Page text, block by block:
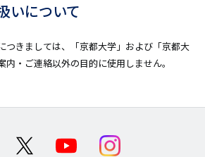
いについて
つきましては、「京都大学」および「京都大
・ご連絡以外の目的に使用しません。